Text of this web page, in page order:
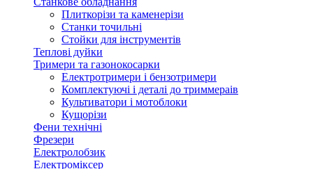
Плиткорізи та каменерізи
Станки точильні
Стойки для інструментів
Теплові дуйки
Тримери та газонокосарки
Електротримери і бензотримери
Комплектуючі і деталі до триммераів
Культиватори і мотоблоки
Кущорізи
Фени технічні
Фрезери
Електролобзик
Електроміксер